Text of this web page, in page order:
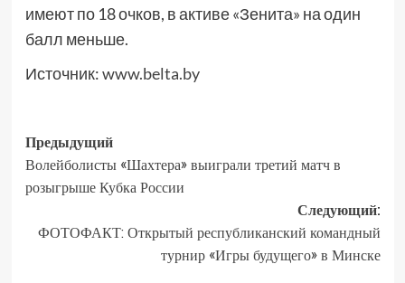
имеют по 18 очков, в активе «Зенита» на один
балл меньше.
Источник:www.belta.by
Предыдущий
Волейболисты «Шахтера» выиграли третий матч в
розыгрыше Кубка России
Следующий:
ФОТОФАКТ: Открытый республиканский командный
турнир «Игры будущего» в Минске